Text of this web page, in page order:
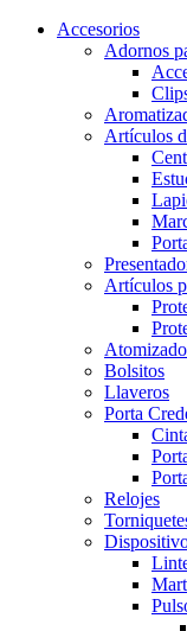
Accesorios
Adornos
Artículos
Artículos
Bolsitos
Llaveros
Porta
Relojes